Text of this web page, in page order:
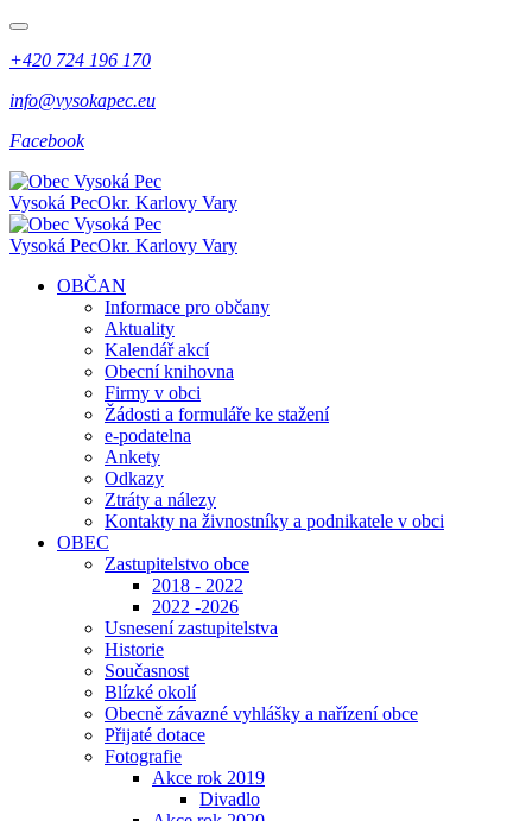
+420 724 196 170
info@vysokapec.eu
Facebook
Vysoká PecOkr. Karlovy Vary
Vysoká PecOkr. Karlovy Vary
OBČAN
Informace pro občany
Aktuality
Kalendář akcí
Obecní knihovna
Firmy v obci
Žádosti a formuláře ke stažení
e-podatelna
Ankety
Odkazy
Ztráty a nálezy
Kontakty na živnostníky a podnikatele v obci
OBEC
Zastupitelstvo obce
2018 - 2022
2022 -2026
Usnesení zastupitelstva
Historie
Současnost
Blízké okolí
Obecně závazné vyhlášky a nařízení obce
Přijaté dotace
Fotografie
Akce rok 2019
Divadlo